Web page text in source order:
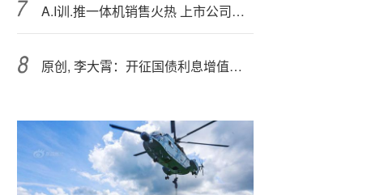
A.I训.推一体机销售火热 上市公司积极抢滩
原创, 李大霄：开征国债利息增值税的影响